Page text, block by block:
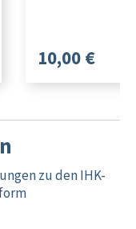
10,00 €
zu den IHK-